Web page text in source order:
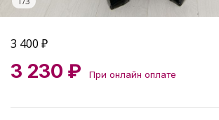
3 400 ₽
3 230 ₽ При онлайн оплате